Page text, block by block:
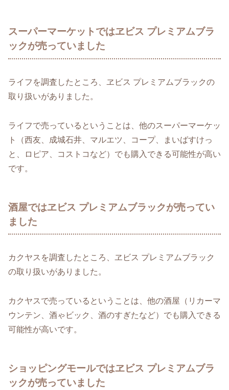
スーパーマーケットではヱビス プレミアムブラ
ックが売っていました
ライフを調査したところ、ヱビス プレミアムブラックの
取り扱いがありました。
ライフで売っているということは、他のスーパーマーケッ
ト（西友、成城石井、マルエツ、コープ、まいばすけっ
と、ロピア、コストコなど）でも購入できる可能性が高い
です。
酒屋ではヱビス プレミアムブラックが売ってい
ました
カクヤスを調査したところ、ヱビス プレミアムブラック
の取り扱いがありました。
カクヤスで売っているということは、他の酒屋（リカーマ
ウンテン、酒ゃビック、酒のすぎたなど）でも購入できる
可能性が高いです。
ショッピングモールではヱビス プレミアムブラ
ックが売っていました